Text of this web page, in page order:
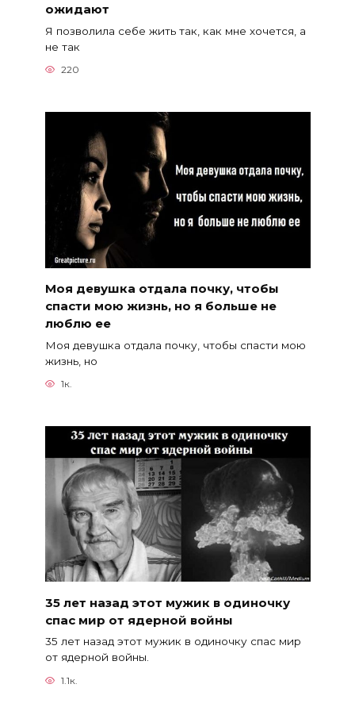
ожидают
Я позволила себе жить так, как мне хочется, а
не так
220
Моя девушка отдала почку, чтобы
спасти мою жизнь, но я больше не
люблю ее
Моя девушка отдала почку, чтобы спасти мою
жизнь, но
1к.
35 лет назад этот мужик в одиночку
спас мир от ядерной войны
35 лет назад этот мужик в одиночку спас мир
от ядерной войны.
1.1к.